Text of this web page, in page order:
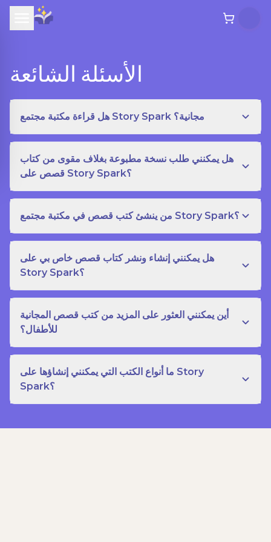
الأسئلة الشائعة
هل قراءة مكتبة مجتمع Story Spark مجانية؟
هل يمكنني طلب نسخة مطبوعة بغلاف مقوى من كتاب
قصص على Story Spark؟
من ينشئ كتب قصص في مكتبة مجتمع Story Spark؟
هل يمكنني إنشاء ونشر كتاب قصص خاص بي على
Story Spark؟
أين يمكنني العثور على المزيد من كتب قصص المجانية
للأطفال؟
ما أنواع الكتب التي يمكنني إنشاؤها على Story
Spark؟